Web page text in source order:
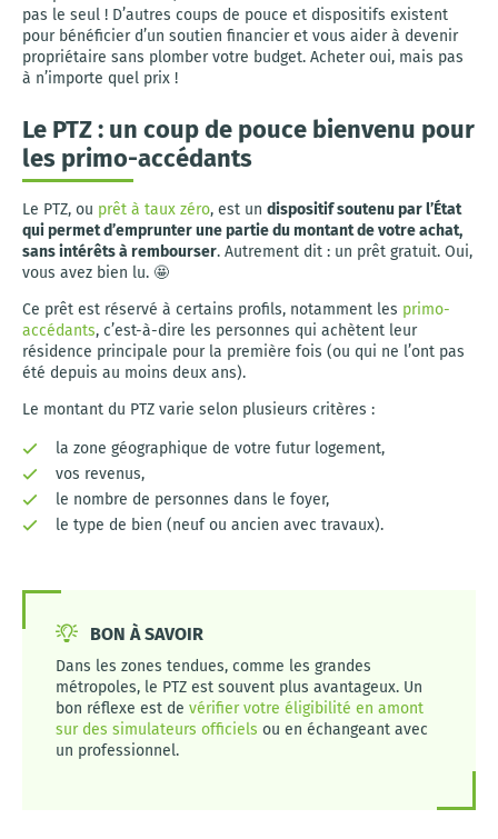
pas le seul ! D’autres coups de pouce et dispositifs existent
pour bénéficier d’un soutien financier et vous aider à devenir
propriétaire sans plomber votre budget. Acheter oui, mais pas
à n’importe quel prix !
Le PTZ : un coup de pouce bienvenu pour
les primo-accédants
Le PTZ, ou prêt à taux zéro, est un dispositif soutenu par l’État
qui permet d’emprunter une partie du montant de votre achat,
sans intérêts à rembourser. Autrement dit : un prêt gratuit. Oui,
vous avez bien lu. 🤩
Ce prêt est réservé à certains profils, notamment les primo-
accédants, c’est-à-dire les personnes qui achètent leur
résidence principale pour la première fois (ou qui ne l’ont pas
été depuis au moins deux ans).
Le montant du PTZ varie selon plusieurs critères :
la zone géographique de votre futur logement,
vos revenus,
le nombre de personnes dans le foyer,
le type de bien (neuf ou ancien avec travaux).
BON À SAVOIR
Dans les zones tendues, comme les grandes
métropoles, le PTZ est souvent plus avantageux. Un
bon réflexe est de vérifier votre éligibilité en amont
sur des simulateurs officiels ou en échangeant avec
un professionnel.